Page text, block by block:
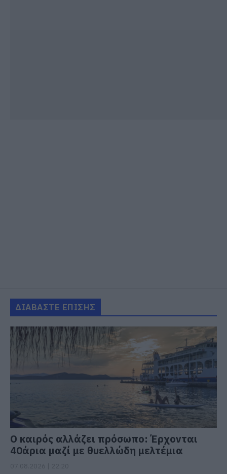
ΔΙΑΒΑΣΤΕ ΕΠΙΣΗΣ
Ο καιρός αλλάζει πρόσωπο: Έρχονται
40άρια μαζί με θυελλώδη μελτέμια